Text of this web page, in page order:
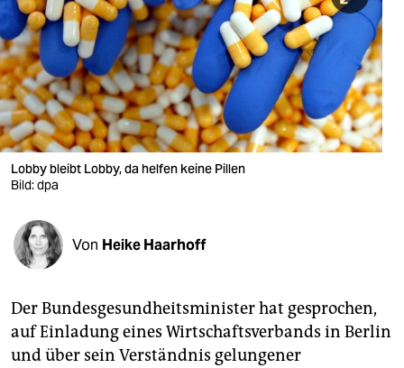
nord
wahrheit
verlag
verlag
veranstaltungen
fragen & hilfe
unterstützen
abo
genossenschaft
Lobby bleibt Lobby, da helfen keine Pillen
Bild: dpa
Von Heike Haarhoff
Der Bundesgesundheitsminister hat gesprochen,
auf Einladung eines Wirtschaftsverbands in Berlin
und über sein Verständnis gelungener